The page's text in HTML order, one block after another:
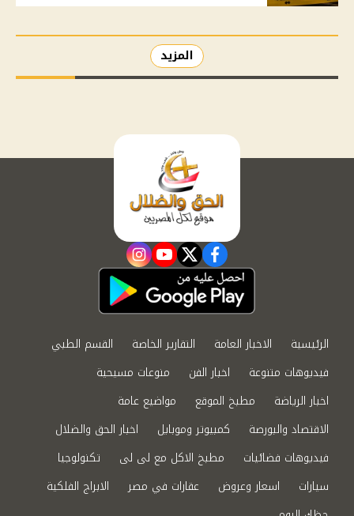
المزيد
facebook
twitter
youtube
instagram
الرئيسية الاخبار العامة التقارير الخاصة
القسم الطبي
فيديوهات متنوعة
اخبار الفن
منوعات مسيحية
اخبار الرياضة
مطبخ الموقع
مواضيع عامة
الاقتصاد والبورصة
كمبيوتر وموبايل
اخبار الحق والضلال
فيديوهات فضائيات
مطبخ الاكل مع لى لى
تكنولوجيا
سيارات
اسعار وعروض عقارات في مصر
الابراج الفلكية